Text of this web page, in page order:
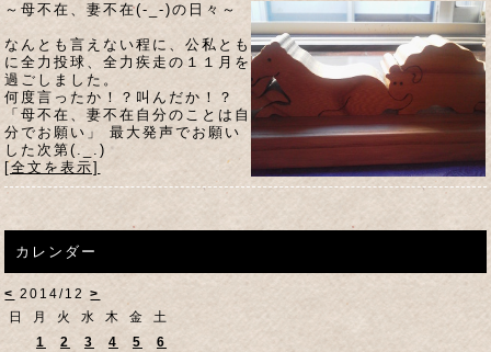
～母不在、妻不在(-_-)の日々～
なんとも言えない程に、公私とも
に全力投球、全力疾走の１１月を
過ごしました。
何度言ったか！？叫んだか！？
「母不在、妻不在自分のことは自
分でお願い」 最大発声でお願い
した次第(._.)
[全文を表示]
カレンダー
< 2014/12>
日
月 火 水 木 金
土
1
2 3 4 5
6